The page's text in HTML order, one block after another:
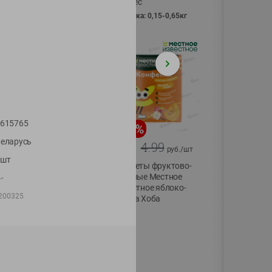
фасовка: 0,15-0,65кг
-13
5.99
Местное известное
%
4.99 руб./шт
Конфеты фруктово-
ягодные Местное
известное яблоко-
тыква Хоба